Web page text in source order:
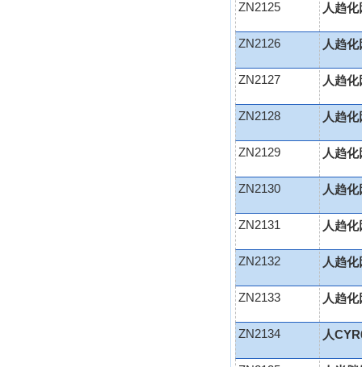
ZN2125 人趋
ZN2126 人趋
ZN2127 人趋
ZN2128 人趋
ZN2129 人趋
ZN2130 人趋
ZN2131 人趋
ZN2132 人趋
ZN2133 人趋
ZN2134 人